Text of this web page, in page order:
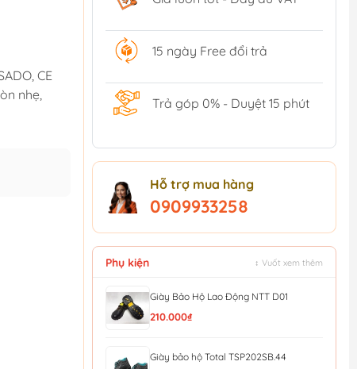
CE
nhẹ,
15 ngày Free đổi trả
Trả góp 0% - Duyệt 15 phút
Hỗ trợ mua hàng
0909933258
Phụ kiện ↕ Vuốt xem thêm
Giày Bảo Hộ Lao Động NTT D01
210.000₫
Giày bảo hộ Total TSP202SB.44